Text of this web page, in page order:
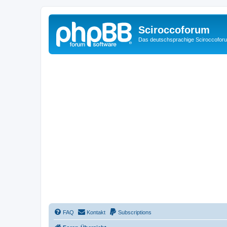
Sciroccoforum
Das deutschsprachige
FAQ Kontakt Subscriptions